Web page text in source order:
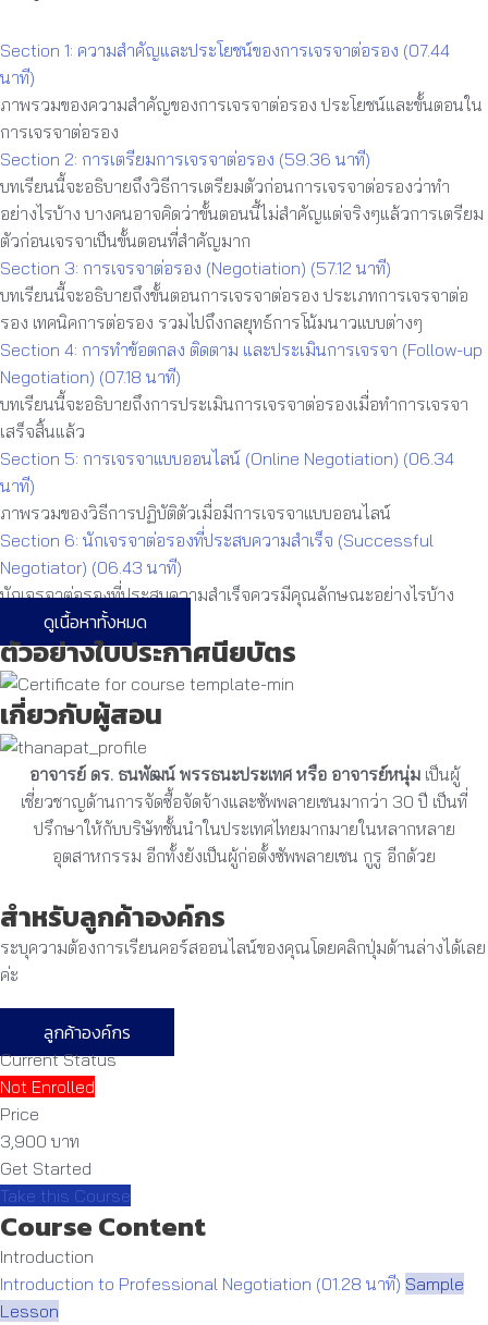
Section 1: ความสำคัญและประโยชน์ของการเจรจาต่อรอง (07.44
นาที)
ภาพรวมของความสำคัญของการเจรจาต่อรอง ประโยชน์และขั้นตอนใน
การเจรจาต่อรอง
Section 2: การเตรียมการเจรจาต่อรอง (59.36 นาที)
บทเรียนนี้จะอธิบายถึงวิธีการเตรียมตัวก่อนการเจรจาต่อรองว่าทำ
อย่างไรบ้าง บางคนอาจคิดว่าขั้นตอนนี้ไม่สำคัญแต่จริงๆแล้วการเตรียม
ตัวก่อนเจรจาเป็นขั้นตอนที่สำคัญมาก
Section 3: การเจรจาต่อรอง (Negotiation) (57.12 นาที)
บทเรียนนี้จะอธิบายถึงขั้นตอนการเจรจาต่อรอง ประเภทการเจรจาต่อ
รอง เทคนิคการต่อรอง รวมไปถึงกลยุทธ์การโน้มนาวแบบต่างๆ
Section 4: การทำข้อตกลง ติดตาม และประเมินการเจรจา (Follow-up
Negotiation) (07.18 นาที)
บทเรียนนี้จะอธิบายถึงการประเมินการเจรจาต่อรองเมื่อทำการเจรจา
เสร็จสิ้นแล้ว
Section 5: การเจรจาแบบออนไลน์ (Online Negotiation) (06.34
นาที)
ภาพรวมของวิธีการปฏิบัติตัวเมื่อมีการเจรจาแบบออนไลน์
Section 6: นักเจรจาต่อรองที่ประสบความสำเร็จ (Successful
Negotiator) (06.43 นาที)
นักเจรจาต่อรองที่ประสบความสำเร็จควรมีคุณลักษณะอย่างไรบ้าง
ดูเนื้อหาทั้งหมด
ตัวอย่างใบประกาศนียบัตร
เกี่ยวกับผู้สอน
อาจารย์ ดร. ธนพัฒน์ พรรธนะประเทศ หรือ อาจารย์หนุ่มเป็นผู้
เชี่ยวชาญด้านการจัดซื้อจัดจ้างและซัพพลายเชนมากว่า 30 ปี เป็นที่
ปรึกษาให้กับบริษัทชั้นนำในประเทศไทยมากมายในหลากหลาย
อุตสาหกรรม อีกทั้งยังเป็นผู้ก่อตั้งซัพพลายเชน กูรู อีกด้วย
สำหรับลูกค้าองค์กร
ระบุความต้องการเรียนคอร์สออนไลน์ของคุณโดยคลิกปุ่มด้านล่างได้เลย
ค่ะ
ลูกค้าองค์กร
Current Status
Not Enrolled
Price
3,900 บาท
Get Started
Take this Course
Course Content
Introduction
Introduction to Professional Negotiation (01.28 นาที) Sample
Lesson